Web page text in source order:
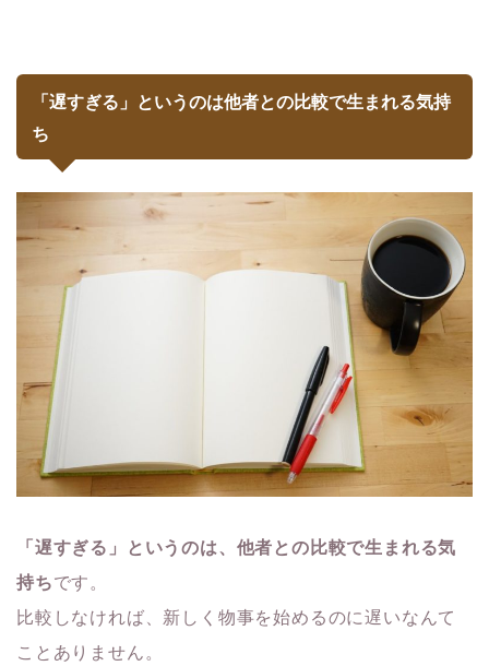
「遅すぎる」というのは他者との比較で生まれる気持
ち
「遅すぎる」というのは、他者との比較で生まれる気
持ちです。
比較しなければ、新しく物事を始めるのに遅いなんて
ことありません。